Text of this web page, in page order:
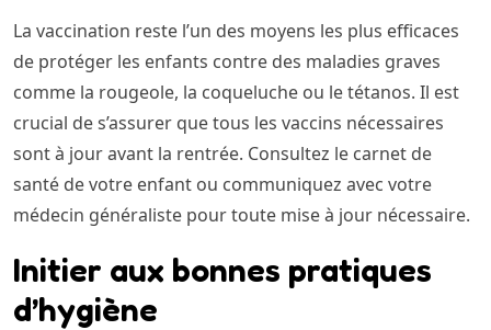
La vaccination reste l’un des moyens les plus efficaces
de protéger les enfants contre des maladies graves
comme la rougeole, la coqueluche ou le tétanos. Il est
crucial de s’assurer que tous les vaccins nécessaires
sont à jour avant la rentrée. Consultez le carnet de
santé de votre enfant ou communiquez avec votre
médecin généraliste pour toute mise à jour nécessaire.
Initier aux bonnes pratiques
d’hygiène